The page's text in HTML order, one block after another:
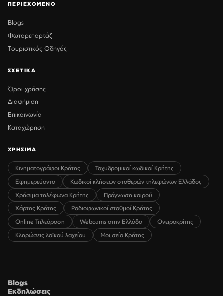
ΠΕΡΙΕΧΟΜΕΝΟ
Blogs
Φωτορεπορτάζ
Τουριστικός Οδηγός
ΣΧΕΤΙΚΑ
Όροι χρήσης
Διαφήμιση
Επικοινωνία
Καταχώρηση
ΧΡΗΣΙΜΑ
Κινηματογράφοι Κρήτης
Ταχυδρομικοί κωδικοί Κρήτης
Εφημερεύοντα
Κωδικοί κλήσεων σταθερών τηλεφώνων Ελλάδος
Χρήσιμα τηλέφωνα Κρήτης
Πρόγνωση καιρού
Χάρτης Κρήτης
Ραδιοφωνικοί σταθμοί Κρήτης
Online Τηλεόραση
Webcams στην Ελλάδα
Ονειροκρίτης
Κληρώσεις λαϊκού λαχείου
Μουσεία Κρήτης
Blogs
Εκδηλώσεις